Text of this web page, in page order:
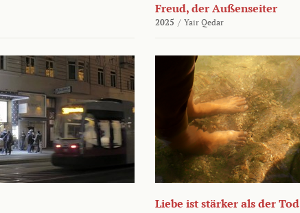
Freud, der Außenseiter
2025 / Yair Qedar
Liebe ist stärker als der Tod